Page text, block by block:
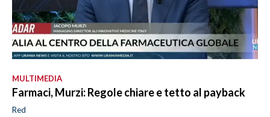
MULTIMEDIA
Farmaci, Murzi: Regole chiare e tetto al payback
Red